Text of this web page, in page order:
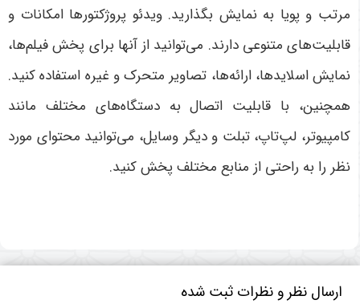
مرتب و پویا به نمایش بگذارید. ویدئو پروژکتورها امکانات و
قابلیت‌های متنوعی دارند. می‌توانید از آنها برای پخش فیلم‌ها،
نمایش اسلایدها، ارائه‌ها، تصاویر متحرک و غیره استفاده کنید.
همچنین، با قابلیت اتصال به دستگاه‌های مختلف مانند
کامپیوتر، لپ‌تاپ، تبلت و دیگر وسایل، می‌توانید محتوای مورد
نظر را به راحتی از منابع مختلف پخش کنید.
ارسال نظر و نظرات ثبت شده